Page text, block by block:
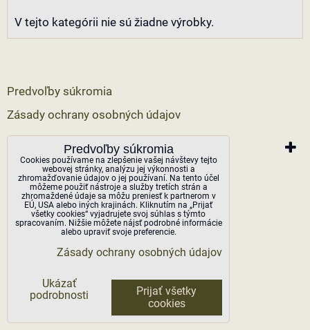
V tejto kategórii nie sú žiadne výrobky.
Predvoľby súkromia
Zásady ochrany osobných údajov
Vytvorené pomocou:BiznisWeb.sk
Predvoľby súkromia
Cookies používame na zlepšenie vašej návštevy tejto
webovej stránky, analýzu jej výkonnosti a
zhromažďovanie údajov o jej používaní. Na tento účel
môžeme použiť nástroje a služby tretích strán a
zhromaždené údaje sa môžu preniesť k partnerom v
EÚ, USA alebo iných krajinách. Kliknutím na „Prijať
všetky cookies“ vyjadrujete svoj súhlas s týmto
spracovaním. Nižšie môžete nájsť podrobné informácie
alebo upraviť svoje preferencie.
Zásady ochrany osobných údajov
Ukázať
podrobnosti
Prijať všetky
cookies